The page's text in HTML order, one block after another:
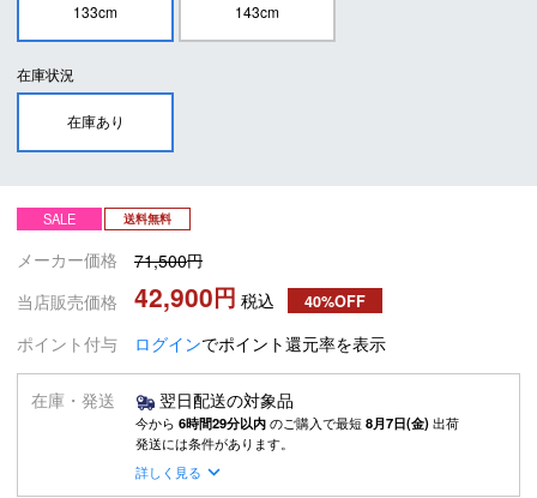
133cm 143cm
在庫状況
在庫あり
SALE 送料無料
メーカー価格
71,500
当店販売価格
42,900 税込 40%OFF
ポイント付与 ログインでポイント還元率を表示
在庫・発送 翌日配送の対象品
今から 6時間29分以内のご購入で最短8月7日(金)出荷
発送には条件があります。
詳しく見る